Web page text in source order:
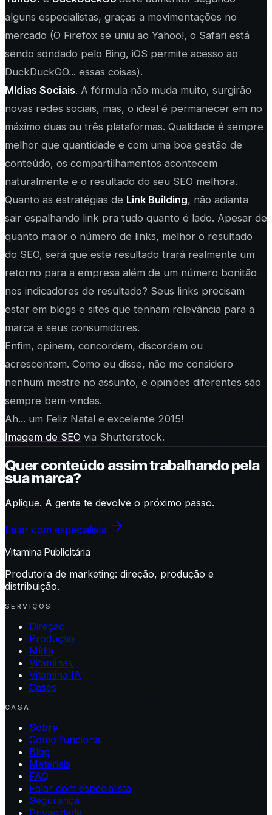
alguns especialistas, graças a movimentações no
mercado (O Firefox se uniu ao Yahoo!, o Safari está
sendo sondado pelo Bing, iOS permite acesso ao
DuckDuckGO... essas coisas).
Mídias Sociais. A fórmula não muda muito, surgirão
novas redes sociais, mas, o ideal é permanecer em no
máximo duas ou três plataformas. Qualidade é sempre
melhor que quantidade e com uma boa gestão de
conteúdo, os compartilhamentos acontecem
naturalmente e o resultado do seu SEO melhora.
Quanto as estratégias de Link Building, não adianta
sair espalhando link pra tudo quanto é lado. Apesar de
quanto maior o número de links, melhor o resultado
do SEO, será que este resultado trará realmente um
retorno para a empresa além de um número bonitão
nos indicadores de resultado? Seus links precisam
estar em blogs e sites que tenham relevância para a
marca e seus consumidores.
Enfim, opinem, concordem, discordem ou
acrescentem. Como eu disse, não me considero
nenhum mestre no assunto, e opiniões diferentes são
sempre bem-vindas.
Ah... um Feliz Natal e excelente 2015!
Imagem de SEO via Shutterstock.
Quer conteúdo assim trabalhando pela
sua marca?
Aplique. A gente te devolve o próximo passo.
Falar com especialista
Vitamina Publicitária
Produtora de marketing: direção, produção e
distribuição.
SERVIÇOS
Direção
Produção
Mídia
Vitaminas
Vitamina IA
Cases
CASA
Sobre
Como funciona
Blog
Materiais
FAQ
Falar com especialista
Segurança
Privacidade